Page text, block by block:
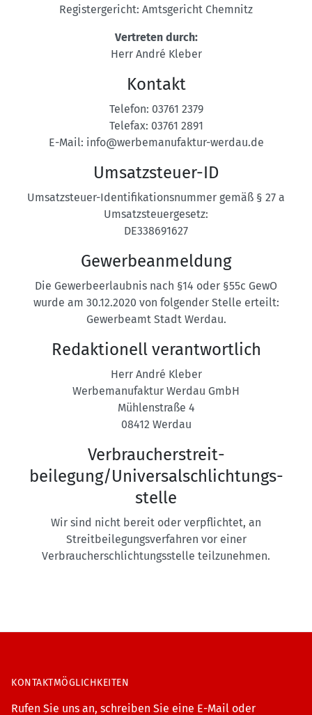
Registergericht: Amtsgericht Chemnitz
Vertreten durch:
Herr André Kleber
Kontakt
Telefon: 03761 2379
Telefax: 03761 2891
E-Mail: info@werbemanufaktur-werdau.de
Umsatzsteuer-ID
Umsatzsteuer-Identifikationsnummer gemäß § 27 a
Umsatzsteuergesetz:
DE338691627
Gewerbeanmeldung
Die Gewerbeerlaubnis nach §14 oder §55c GewO
wurde am 30.12.2020 von folgender Stelle erteilt:
Gewerbeamt Stadt Werdau.
Redaktionell verantwortlich
Herr André Kleber
Werbemanufaktur Werdau GmbH
Mühlenstraße 4
08412 Werdau
Verbraucher­streit­
beilegung/Universal­schlichtungs­
stelle
Wir sind nicht bereit oder verpflichtet, an
Streitbeilegungsverfahren vor einer
Verbraucherschlichtungsstelle teilzunehmen.
KONTAKTMÖGLICHKEITEN
Rufen Sie uns an, schreiben Sie eine E-Mail oder